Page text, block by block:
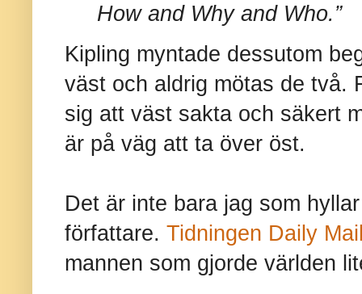
How and Why and Who.”
Kipling myntade dessutom
väst och aldrig mötas de två.
sig att väst sakta och säkert
är på väg att ta över öst.
Det är inte bara jag som
författare. Tidningen Daily
mannen som gjorde världen